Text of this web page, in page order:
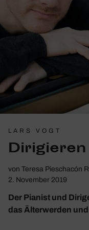
LARS VOGT
von Teresa Pieschacón
2. November 2019
Der Pianist und
das Älterwerden